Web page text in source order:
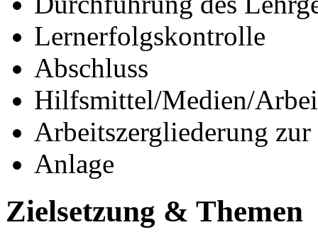
Lernerfolgskontrolle
Abschluss
Hilfsmittel/Medien/
Arbeitszergliederung
Anlage
Zielsetzung & Themen